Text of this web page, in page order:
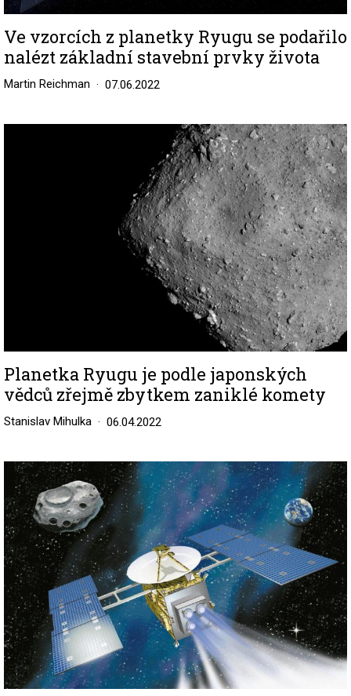
Ve vzorcích z planetky Ryugu se podařilo
nalézt základní stavební prvky života
Martin Reichman 07.06.2022
Planetka Ryugu je podle japonských
vědců zřejmě zbytkem zaniklé komety
Stanislav Mihulka 06.04.2022
Image